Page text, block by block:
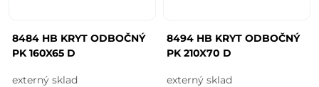
8484 HB KRYT ODBOČNÝ
PK 160X65 D
externý sklad
8494 HB KRYT ODBOČNÝ
PK 210X70 D
externý sklad